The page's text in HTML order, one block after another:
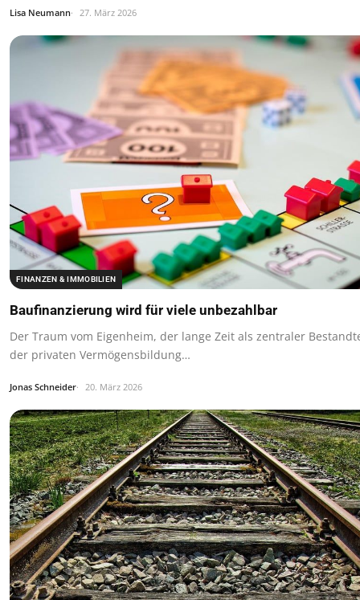
Lisa Neumann 27. März 2026
FINANZEN & IMMOBILIEN
Baufinanzierung wird für viele unbezahlbar
Der Traum vom Eigenheim, der lange Zeit als zentraler
der privaten Vermögensbildung…
Jonas Schneider 20. März 2026